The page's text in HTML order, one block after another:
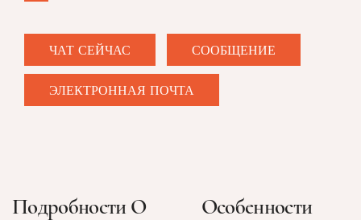
ЧАТ СЕЙЧАС СООБЩЕНИЕ
ЭЛЕКТРОННАЯ ПОЧТА
Подробности О
Особенности